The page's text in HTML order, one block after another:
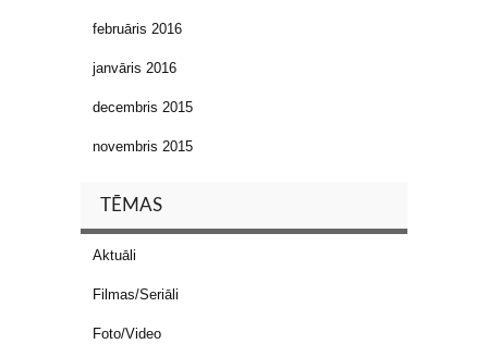
februāris 2016
janvāris 2016
decembris 2015
novembris 2015
TĒMAS
Aktuāli
Filmas/Seriāli
Foto/Video